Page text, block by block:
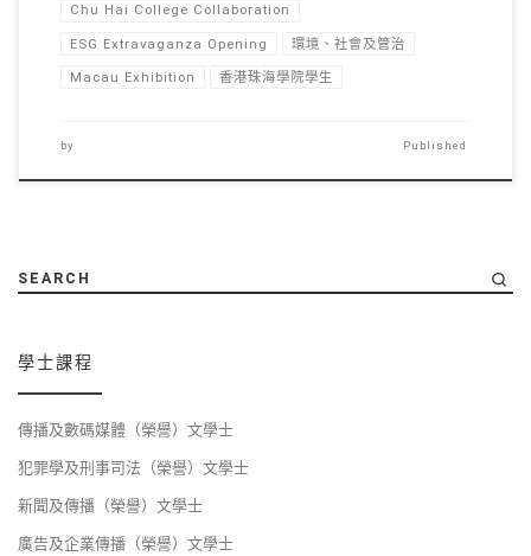
Chu Hai College Collaboration
ESG Extravaganza Opening 環境、社會及管治
Macau Exhibition 香港珠海學院學生
by Published
SEARCH
學士課程
傳播及數碼媒體（榮譽）文學士
犯罪學及刑事司法（榮譽）文學士
新聞及傳播（榮譽）文學士
廣告及企業傳播（榮譽）文學士